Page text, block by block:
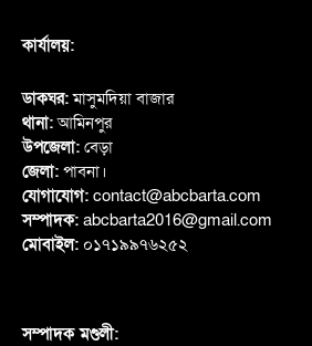
কার্যালয়:
ডাকঘর:মাসুমদিয়া বাজার
থানা:আমিনপুর
উপজেলা: বেড়া
জেলা: পাবনা।
যোগাযোগ: contact@abcbarta.com
সম্পাদক: abcbarta2016@gmail.com
মোবাইল: ০১৭১৯৯৭৬২৫২
সম্পাদক মণ্ডলী: